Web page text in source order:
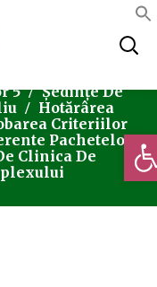
5
Ședințe De
Hotărârea
Criteriilor
Pachetelor
Clinica De